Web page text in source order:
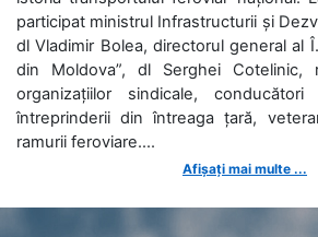
participat ministrul Infrastructurii și
dl Vladimir Bolea, directorul general al
din Moldova”, dl Serghei Cotelinic,
organizațiilor sindicale,
întreprinderii din întreaga țară,
ramurii feroviare....
Afișați mai multe ...